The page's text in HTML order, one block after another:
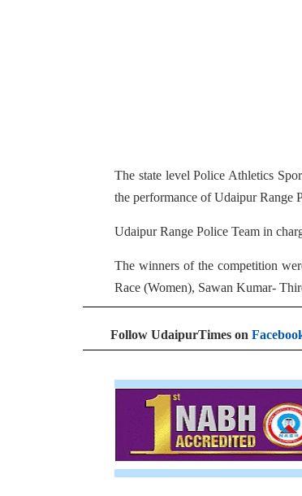
The state level Police Athletics
the performance of Udaipur Range
Udaipur Range Police Team in
The winners of the competition
Race (Women), Sawan Kumar-
Follow UdaipurTimes on